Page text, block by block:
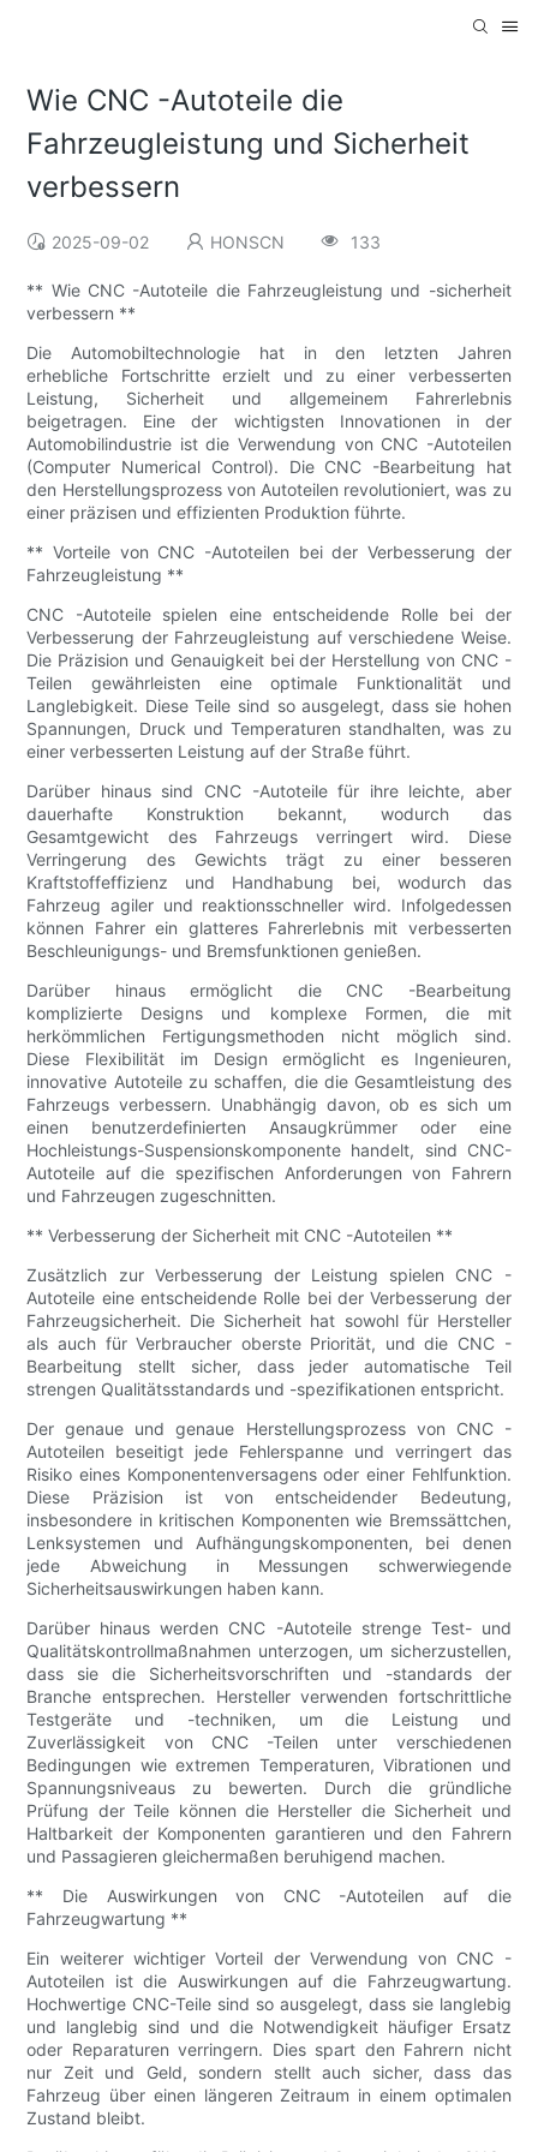
Wie CNC -Autoteile die
Fahrzeugleistung und Sicherheit
verbessern
2025-09-02 HONSCN 133
** Wie CNC -Autoteile die Fahrzeugleistung und -sicherheit
verbessern **
Die Automobiltechnologie hat in den letzten Jahren
erhebliche Fortschritte erzielt und zu einer verbesserten
Leistung, Sicherheit und allgemeinem Fahrerlebnis
beigetragen. Eine der wichtigsten Innovationen in der
Automobilindustrie ist die Verwendung von CNC -Autoteilen
(Computer Numerical Control). Die CNC -Bearbeitung hat
den Herstellungsprozess von Autoteilen revolutioniert, was zu
einer präzisen und effizienten Produktion führte.
** Vorteile von CNC -Autoteilen bei der Verbesserung der
Fahrzeugleistung **
CNC -Autoteile spielen eine entscheidende Rolle bei der
Verbesserung der Fahrzeugleistung auf verschiedene Weise.
Die Präzision und Genauigkeit bei der Herstellung von CNC -
Teilen gewährleisten eine optimale Funktionalität und
Langlebigkeit. Diese Teile sind so ausgelegt, dass sie hohen
Spannungen, Druck und Temperaturen standhalten, was zu
einer verbesserten Leistung auf der Straße führt.
Darüber hinaus sind CNC -Autoteile für ihre leichte, aber
dauerhafte Konstruktion bekannt, wodurch das
Gesamtgewicht des Fahrzeugs verringert wird. Diese
Verringerung des Gewichts trägt zu einer besseren
Kraftstoffeffizienz und Handhabung bei, wodurch das
Fahrzeug agiler und reaktionsschneller wird. Infolgedessen
können Fahrer ein glatteres Fahrerlebnis mit verbesserten
Beschleunigungs- und Bremsfunktionen genießen.
Darüber hinaus ermöglicht die CNC -Bearbeitung
komplizierte Designs und komplexe Formen, die mit
herkömmlichen Fertigungsmethoden nicht möglich sind.
Diese Flexibilität im Design ermöglicht es Ingenieuren,
innovative Autoteile zu schaffen, die die Gesamtleistung des
Fahrzeugs verbessern. Unabhängig davon, ob es sich um
einen benutzerdefinierten Ansaugkrümmer oder eine
Hochleistungs-Suspensionskomponente handelt, sind CNC-
Autoteile auf die spezifischen Anforderungen von Fahrern
und Fahrzeugen zugeschnitten.
** Verbesserung der Sicherheit mit CNC -Autoteilen **
Zusätzlich zur Verbesserung der Leistung spielen CNC -
Autoteile eine entscheidende Rolle bei der Verbesserung der
Fahrzeugsicherheit. Die Sicherheit hat sowohl für Hersteller
als auch für Verbraucher oberste Priorität, und die CNC -
Bearbeitung stellt sicher, dass jeder automatische Teil
strengen Qualitätsstandards und -spezifikationen entspricht.
Der genaue und genaue Herstellungsprozess von CNC -
Autoteilen beseitigt jede Fehlerspanne und verringert das
Risiko eines Komponentenversagens oder einer Fehlfunktion.
Diese Präzision ist von entscheidender Bedeutung,
insbesondere in kritischen Komponenten wie Bremssättchen,
Lenksystemen und Aufhängungskomponenten, bei denen
jede Abweichung in Messungen schwerwiegende
Sicherheitsauswirkungen haben kann.
Darüber hinaus werden CNC -Autoteile strenge Test- und
Qualitätskontrollmaßnahmen unterzogen, um sicherzustellen,
dass sie die Sicherheitsvorschriften und -standards der
Branche entsprechen. Hersteller verwenden fortschrittliche
Testgeräte und -techniken, um die Leistung und
Zuverlässigkeit von CNC -Teilen unter verschiedenen
Bedingungen wie extremen Temperaturen, Vibrationen und
Spannungsniveaus zu bewerten. Durch die gründliche
Prüfung der Teile können die Hersteller die Sicherheit und
Haltbarkeit der Komponenten garantieren und den Fahrern
und Passagieren gleichermaßen beruhigend machen.
** Die Auswirkungen von CNC -Autoteilen auf die
Fahrzeugwartung **
Ein weiterer wichtiger Vorteil der Verwendung von CNC -
Autoteilen ist die Auswirkungen auf die Fahrzeugwartung.
Hochwertige CNC-Teile sind so ausgelegt, dass sie langlebig
und langlebig sind und die Notwendigkeit häufiger Ersatz
oder Reparaturen verringern. Dies spart den Fahrern nicht
nur Zeit und Geld, sondern stellt auch sicher, dass das
Fahrzeug über einen längeren Zeitraum in einem optimalen
Zustand bleibt.